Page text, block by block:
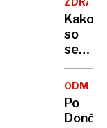
voda
Kako
so
se
cilji
vlade
Po